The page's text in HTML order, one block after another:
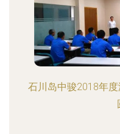
石川岛中骏2018年